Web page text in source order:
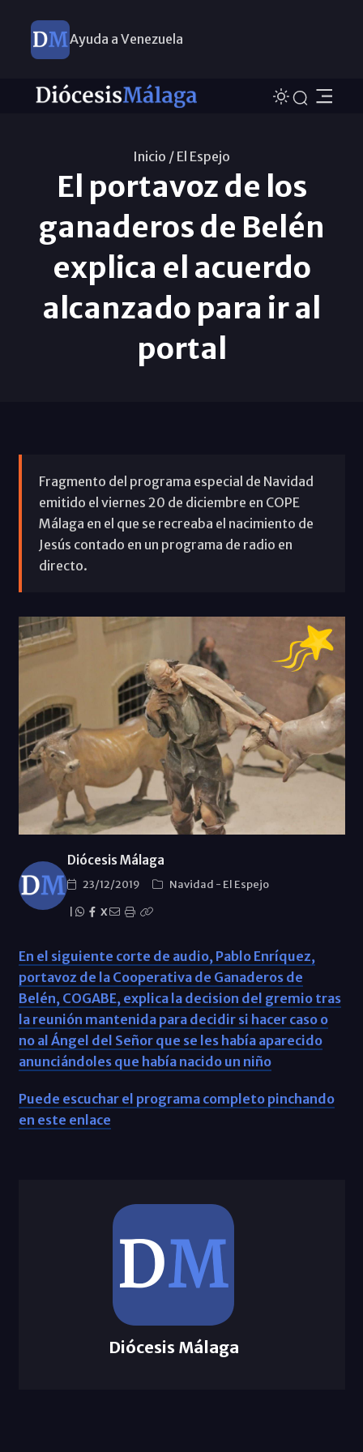
Ayuda a Venezuela
Inicio / El Espejo
El portavoz de los
ganaderos de Belén
explica el acuerdo
alcanzado para ir al
portal
Fragmento del programa especial de Navidad
emitido el viernes 20 de diciembre en COPE
Málaga en el que se recreaba el nacimiento de
Jesús contado en un programa de radio en
directo.
Diócesis Málaga
23/12/2019 Navidad - El Espejo
X
En el siguiente corte de audio, Pablo Enríquez,
portavoz de la Cooperativa de Ganaderos de
Belén, COGABE, explica la decision del gremio tras
la reunión mantenida para decidir si hacer caso o
no al Ángel del Señor que se les había aparecido
anunciándoles que había nacido un niño
Puede escuchar el programa completo pinchando
en este enlace
Diócesis Málaga